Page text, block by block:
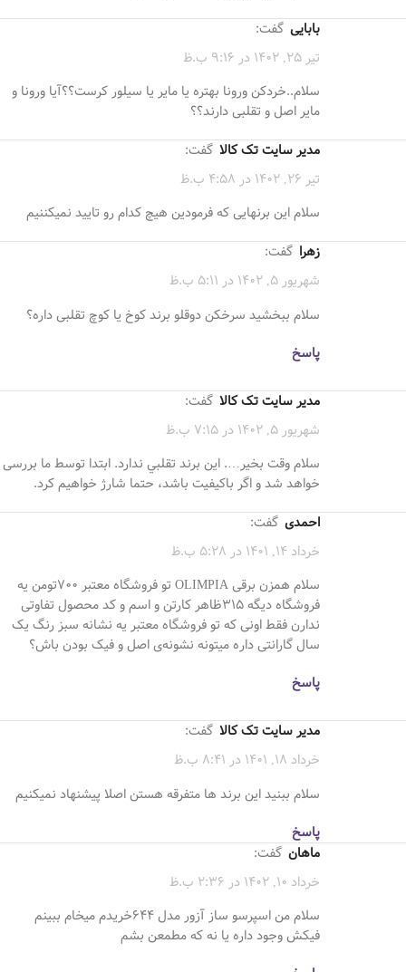
بابایی گفت:
تیر 25, 1402 در 9:16 ب.ظ
سلام..خردکن ورونا بهتره یا مایر یا سیلور کرست؟؟آیا ورونا و
مایر اصل و تقلبی دارند؟؟
مدیر سایت تک کالا گفت:
تیر 26, 1402 در 4:58 ب.ظ
سلام این برنهایی که فرمودین هیچ کدام رو تایید نمیکننیم
زهرا گفت:
شهریور 5, 1402 در 5:11 ب.ظ
سلام ببخشید سرخکن دوقلو برند کوخ یا کوچ تقلبی داره؟
پاسخ
مدیر سایت تک کالا گفت:
شهریور 5, 1402 در 7:15 ب.ظ
سلام وقت بخیر…. اين برند تقلبي ندارد. ابتدا توسط ما بررسی
خواهد شد و اگر باکیفیت باشد، حتما شارژ خواهیم کرد.
احمدی گفت:
خرداد 14, 1401 در 5:28 ب.ظ
سلام همزن برقی OLIMPIA تو فروشگاە معتبر 700تومن یە
فروشگاە دیگە 315ظاهر کارتن و اسم و کد محصول تفاوتی
ندارن فقط اونی کە تو فروشگاە معتبر یە نشانە سبز رنگ یک
سال گارانتی دارە میتونە نشونەی اصل و فیک بودن باش؟
پاسخ
مدیر سایت تک کالا گفت:
خرداد 18, 1401 در 8:41 ب.ظ
سلام ببنيد اين برند ها متفرقه هستن اصلا پيشنهاد نميكنيم
پاسخ
ماهان گفت:
خرداد 10, 1402 در 2:36 ب.ظ
سلام من اسپرسو ساز آزور مدل 644خریدم میخام ببینم
فیکش وجود داره یا نه که مطمعن بشم